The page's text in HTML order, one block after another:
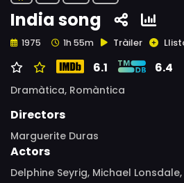
India song
1975 1h 55m Tràiler
6.1 6.4
Dramàtica, Romàntica
Directors
Marguerite Duras
Actors
Delphine Seyrig, Michael